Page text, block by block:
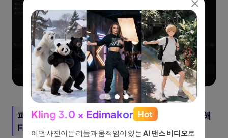
파트 3: 아이무비의 동영상 화면 비율 변경에 대해
FAQ
나 물
Kling 3.0 × Edimakor Hot
어떤 사진이든 리듬과 움직임이 있는AI 댄스 비디오로